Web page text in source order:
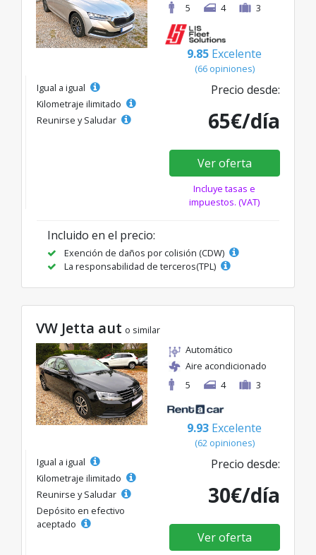
5
4 3
9.85 Excelente
(66 opiniones)
Igual a igual
Kilometraje ilimitado
Reunirse y Saludar
Precio desde:
65€/día
Ver oferta
Incluye tasas e
impuestos. (VAT)
Incluido en el precio:
Exención de daños por colisión (CDW)
La responsabilidad de terceros(TPL)
VW Jetta aut o similar
Automático
Aire acondicionado
5
4 3
9.93 Excelente
(62 opiniones)
Igual a igual
Kilometraje ilimitado
Reunirse y Saludar
Depósito en efectivo
aceptado
Precio desde:
30€/día
Ver oferta